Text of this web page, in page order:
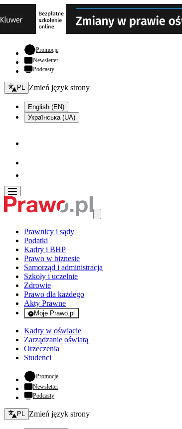
Promocje- otwiera się w nowej karcie
Newsletter
Podcasty
Zmień język - bieżący:
PL Zmień język strony
English (EN)
Українська (UA)
Prawnicy i sądy
Podatki
Kadry i BHP
Prawo w biznesie
Samorząd i administracja
Szkoły i uczelnie
Zdrowie
Prawo dla każdego
Akty Prawne
Moje Prawo.pl
- rejestracja i logowanie do serwisu
Kadry w oświacie
Zarządzanie oświatą
Orzeczenia
Studenci
Promocje- otwiera się w nowej karcie
Newsletter
Podcasty
Zmień język - bieżący:
PL Zmień język strony